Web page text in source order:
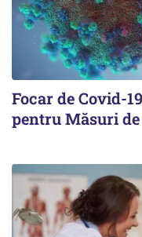
Focar de Covid-
pentru Măsuri